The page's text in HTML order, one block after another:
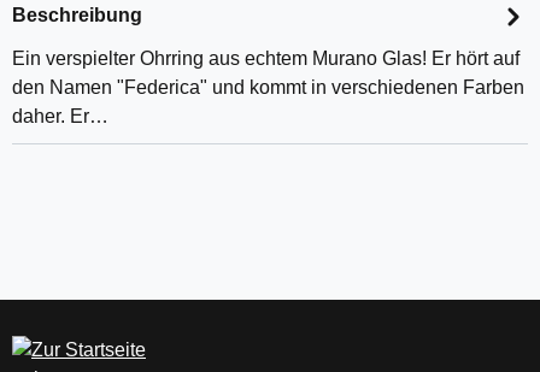
Beschreibung
Ein verspielter Ohrring aus echtem Murano Glas! Er hört auf
den Namen "Federica" und kommt in verschiedenen Farben
daher. Er…